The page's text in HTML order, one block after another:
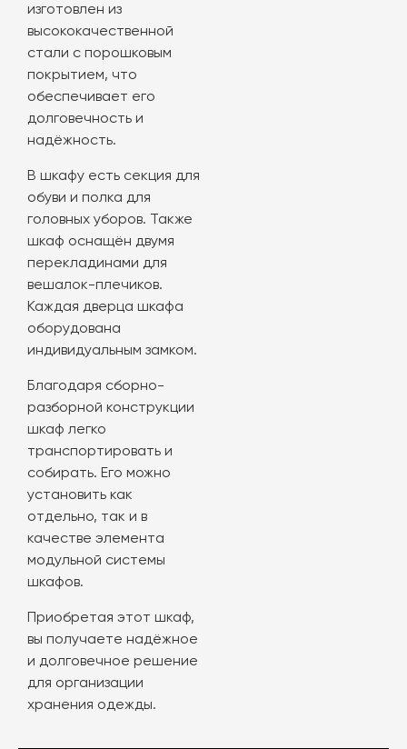
изготовлен из
высококачественной
стали с порошковым
покрытием, что
обеспечивает его
долговечность и
надёжность.
В шкафу есть секция для
обуви и полка для
головных уборов. Также
шкаф оснащён двумя
перекладинами для
вешалок-плечиков.
Каждая дверца шкафа
оборудована
индивидуальным замком.
Благодаря сборно-
разборной конструкции
шкаф легко
транспортировать и
собирать. Его можно
установить как
отдельно, так и в
качестве элемента
модульной системы
шкафов.
Приобретая этот шкаф,
вы получаете надёжное
и долговечное решение
для организации
хранения одежды.